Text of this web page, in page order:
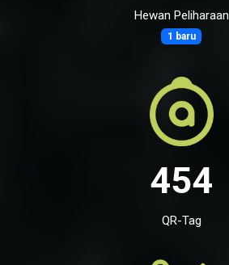
Hewan Peliharaan
1 baru
454
QR-Tag